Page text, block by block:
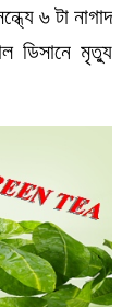
৬ টা নাগাদ
ডিসানে মৃত্যু